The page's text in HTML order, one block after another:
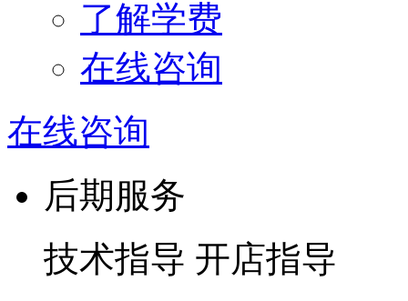
了解学费
在线咨询
在线咨询
后期服务
技术指导 开店指导